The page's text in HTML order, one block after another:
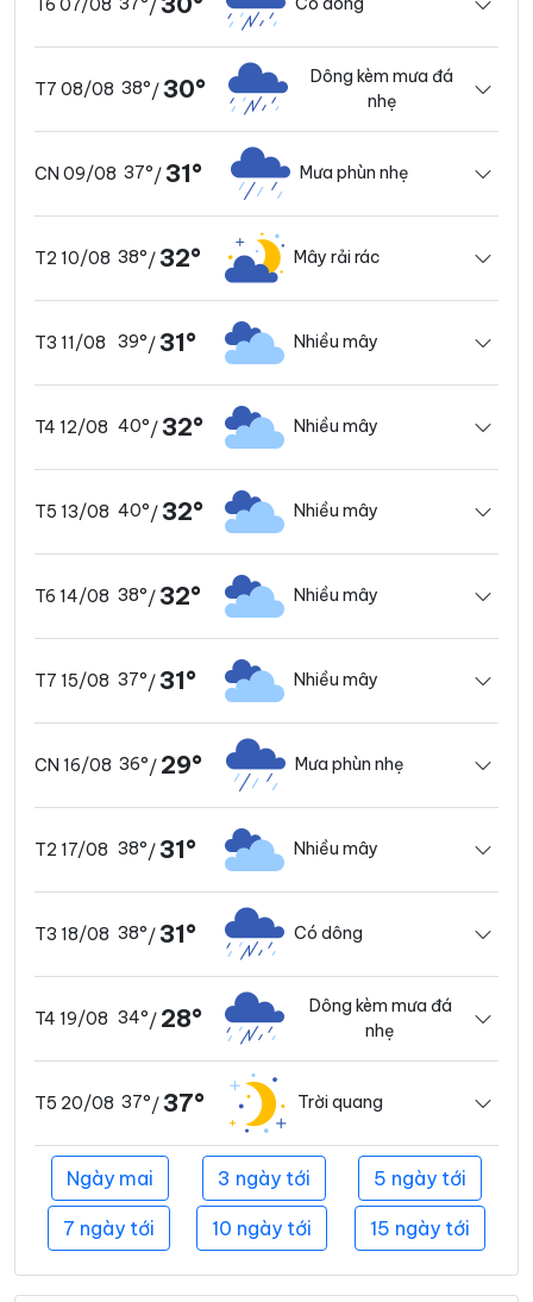
T6 07/08 /
T7 08/08 38°/30°
Dông kèm mưa đá
nhẹ
CN 09/08 37°/31° Mưa phùn nhẹ
T2 10/08 38°/32° Mây rải rác
T3 11/08 39°/31° Nhiều mây
T4 12/08 40°/32° Nhiều mây
T5 13/08 40°/32° Nhiều mây
T6 14/08 38°/32° Nhiều mây
T7 15/08 37°/31° Nhiều mây
CN 16/08 36°/ 29° Mưa phùn nhẹ
T2 17/08 38°/31° Nhiều mây
T3 18/08 38°/31° Có dông
T4 19/08 34°/ 28°
Dông kèm mưa đá
nhẹ
T5 20/08 37°/37° Trời quang
Ngày mai 3 ngày tới 5 ngày tới
7 ngày tới 10 ngày tới 15 ngày tới